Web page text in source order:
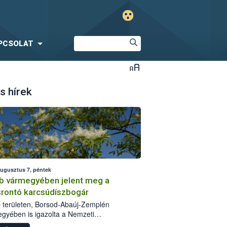
hírek
7, péntek
vármegyében jelent meg a
karcsúdíszbogár
területen, Borsod-Abaúj-Zemplén
is igazolta a Nemzeti
biztonsági Hivatal (Nébih) a